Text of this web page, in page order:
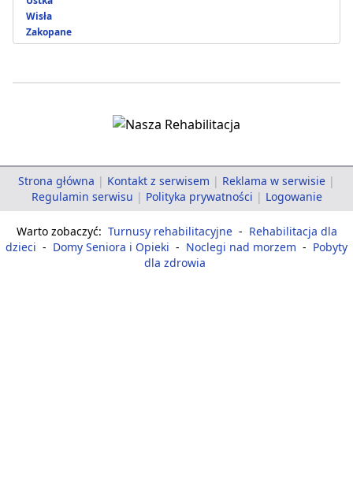
Wisła
Zakopane
Strona główna | Kontakt z serwisem | Reklama w serwisie |
Regulamin serwisu | Polityka prywatności | Logowanie
Warto zobaczyć: Turnusy rehabilitacyjne - Rehabilitacja dla
dzieci - Domy Seniora i Opieki - Noclegi nad morzem - Pobyty
dla zdrowia